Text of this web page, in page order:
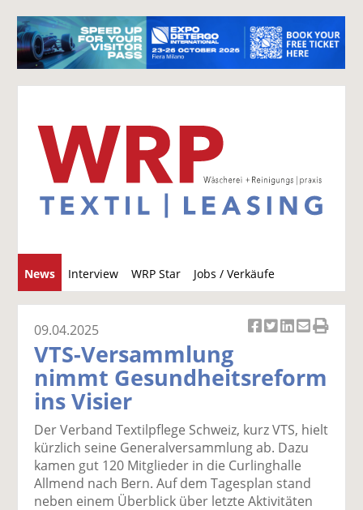
News Interview WRP Star Jobs / Verkäufe
u
c
k
uf
F
ac
e
b
k
wi
tt
er
n
k
uf
Li
n
k
e
k
er
E
m
ai
l
k
ru
09.04.2025
VTS-Versammlung
nimmt Gesundheitsreform
ins Visier
Der Verband Textilpflege Schweiz, kurz VTS, hielt
kürzlich seine Generalversammlung ab. Dazu
kamen gut 120 Mitglieder in die Curlinghalle
Allmend nach Bern. Auf dem Tagesplan stand
neben einem Überblick über letzte Aktivitäten